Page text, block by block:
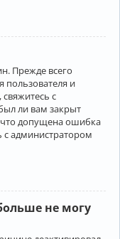
Прежде всего
пользователя и
с
ли вам закрыт
допущена ошибка
с администратором
не могу